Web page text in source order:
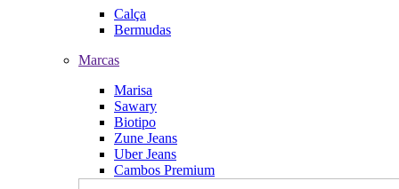
Calça
Bermudas
Marcas
Marisa
Sawary
Biotipo
Zune Jeans
Uber Jeans
Cambos Premium